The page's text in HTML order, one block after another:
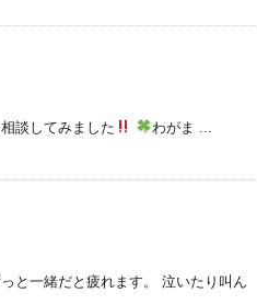
談してみました わがま ...
と一緒だと疲れます。 泣いたり叫ん